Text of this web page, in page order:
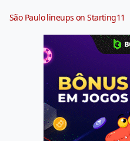
São Paulo lineups on Starting11